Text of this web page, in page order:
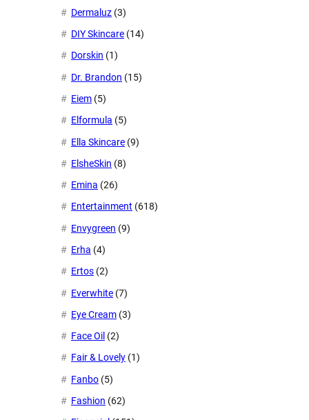
Dermaluz (3)
DIY Skincare (14)
Dorskin (1)
Dr. Brandon (15)
Eiem (5)
Elformula (5)
Ella Skincare (9)
ElsheSkin (8)
Emina (26)
Entertainment (618)
Envygreen (9)
Erha (4)
Ertos (2)
Everwhite (7)
Eye Cream (3)
Face Oil (2)
Fair & Lovely (1)
Fanbo (5)
Fashion (62)